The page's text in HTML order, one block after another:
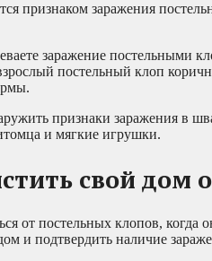
признаком заражения
заражение постельными
постельный клоп
признаки заражения в
и мягкие игрушки.
свой дом
от постельных клопов,
и подтвердить наличие